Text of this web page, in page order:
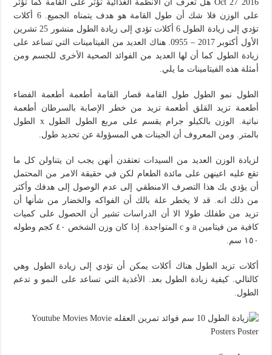
Oct 27 2016 هل تعرف أن الأنظمة الغذائية تؤثر على القامة كما تؤثر
على الوزن فلا شك أن طول القامة هو هدف يتمناه الجميع. 6 أكلات
تؤدي إلى زيادة الطول 6 أكلات تؤدي إلى زيادة الطول منشور 25 تشرين
الأول أكتوبر 2017 – 0955. هناك العديد من الفيتامينات التي تساعد على
زيادة الطول كما أن لها العديد من الفوائد الصحية الأخرى للجسم ومن
أمثلة هذه الفيتامينات ما يلي.
الطول نمو الطول طول القامة قصار القامة أطعمة أطعمة الفضاء
أطعمة تزيد القلق أطعمة تزيد من خطر الإصابة بالسرطان أطعمة
نباتية. الوزن بالكيلو جرام يقسم على مربع الطول الطول x الطول
بالمتر. ومن المعروف أن الجينات هي المسؤولة عن تحديد طول.
لزيادة الوزن العديد من السيدات تعتقدن أنهن يجب ان يتناولن كل ما
تقع عليه اعينهن على مائدة الطعام لكن في حقيقة الامر من المحتمل
أن يؤدي بك هذا التصرف الامنطقي إلى عدم الوصول إلى هدفك وأكثر
من ذلك انه. قد لا يخطر علة بالك أن الفواكه والخضار من شأنها أن
تزيد من طفلك طولا الا أن الدراسات تشير أن الحصول على كميات
كافية من فيتامين a و c المتواجدة. إذا كان وزن الشخص ٤٠ كجم وطوله
١٥٠ سم.
أكلات تزيد الطول هناك أكلات يمكن أن تؤدي إلى زيادة الطول وهي
كالتالي. كيفية زيادة الطول بعد. الأغذية التي تساعد على النمو و تدعم
الطول.